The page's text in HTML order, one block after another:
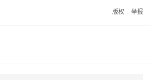
版权 举报